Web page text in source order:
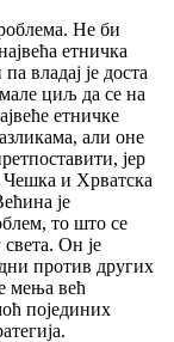
Не би
етничка
владај је доста
циљ да се на
етничке
али оне
јер
Чешка и Хрватска
је
то што се
Он је
против других
мења већ
појединих